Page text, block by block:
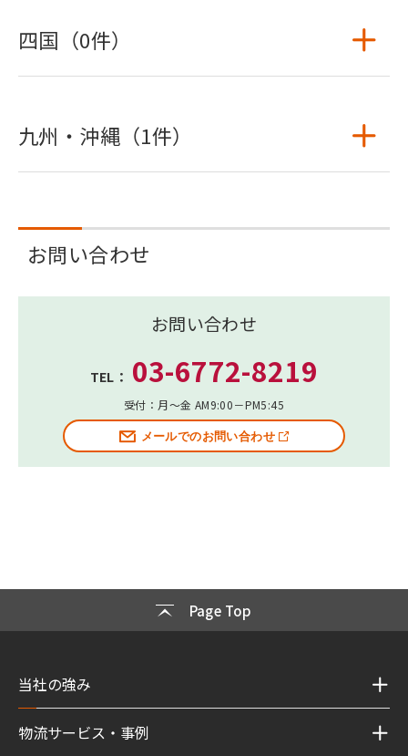
四国（0件）
九州・沖縄（1件）
お問い合わせ
お問い合わせ
TEL： 03-6772-8219
受付：月～金 AM9:00－PM5:45
メールでのお問い合わせ
Page Top
当社の強み
物流サービス・事例